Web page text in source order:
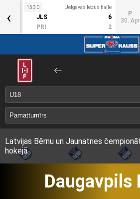
Apr
15:30 Jelgavas ledus halle
JLS
6
PRI
2
P
30. Apr
‹
Latvijas Bērnu un Jaunatnes
hokejā
Daugavpils